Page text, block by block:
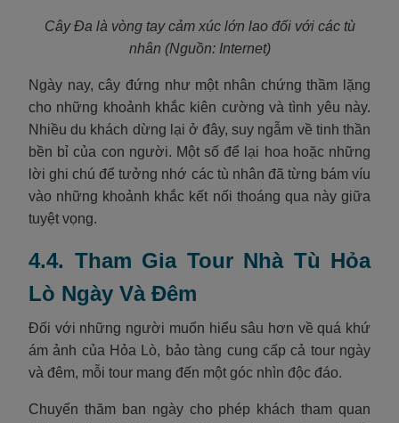
Cây Đa là vòng tay cảm xúc lớn lao đối với các tù
nhân (Nguồn: Internet)
Ngày nay, cây đứng như một nhân chứng thầm lặng
cho những khoảnh khắc kiên cường và tình yêu này.
Nhiều du khách dừng lại ở đây, suy ngẫm về tinh thần
bền bỉ của con người. Một số để lại hoa hoặc những
lời ghi chú để tưởng nhớ các tù nhân đã từng bám víu
vào những khoảnh khắc kết nối thoáng qua này giữa
tuyệt vọng.
4.4. Tham Gia Tour Nhà Tù Hỏa
Lò Ngày Và Đêm
Đối với những người muốn hiểu sâu hơn về quá khứ
ám ảnh của Hỏa Lò, bảo tàng cung cấp cả tour ngày
và đêm, mỗi tour mang đến một góc nhìn độc đáo.
Chuyến thăm ban ngày cho phép khách tham quan